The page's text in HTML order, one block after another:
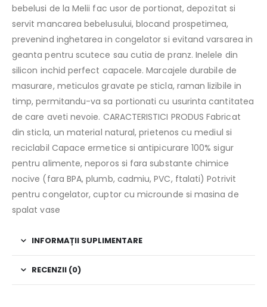
bebelusi de la Melii fac usor de portionat, depozitat si
servit mancarea bebelusului, blocand prospetimea,
prevenind inghetarea in congelator si evitand varsarea in
geanta pentru scutece sau cutia de pranz. Inelele din
silicon inchid perfect capacele. Marcajele durabile de
masurare, meticulos gravate pe sticla, raman lizibile in
timp, permitandu-va sa portionati cu usurinta cantitatea
de care aveti nevoie. CARACTERISTICI PRODUS Fabricat
din sticla, un material natural, prietenos cu mediul si
reciclabil Capace ermetice si antipicurare 100% sigur
pentru alimente, neporos si fara substante chimice
nocive (fara BPA, plumb, cadmiu, PVC, ftalati) Potrivit
pentru congelator, cuptor cu microunde si masina de
spalat vase
INFORMAȚII SUPLIMENTARE
RECENZII (0)